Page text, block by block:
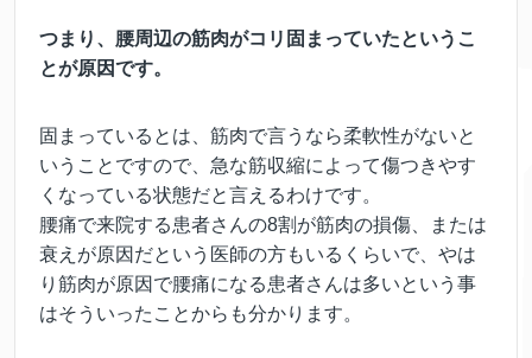
つまり、腰周辺の筋肉がコリ固まっていたというこ
とが原因です。
固まっているとは、筋肉で言うなら柔軟性がないと
いうことですので、急な筋収縮によって傷つきやす
くなっている状態だと言えるわけです。
腰痛で来院する患者さんの8割が筋肉の損傷、または
衰えが原因だという医師の方もいるくらいで、やは
り筋肉が原因で腰痛になる患者さんは多いという事
はそういったことからも分かります。